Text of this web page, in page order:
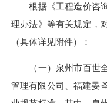
根据《工程造价咨询
理办法》等有关规定，
（具体详见附件）：
（一）泉州市百世全
管理有限公司、福建晏